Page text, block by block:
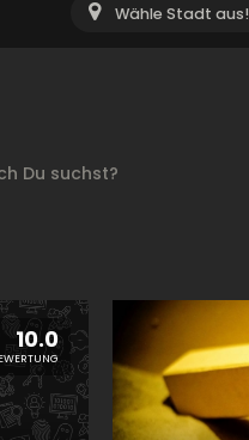
Wähle Stadt aus!
Du suchst?
10.0